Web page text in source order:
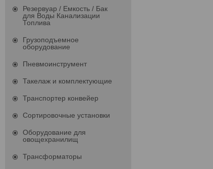
Резервуар / Емкость / Бак
для Воды Канализации
Топлива
Грузоподъемное
оборудование
Пневмоинструмент
Такелаж и комплектующие
Транспортер конвейер
Сортировочные установки
Оборудование для
овощехранилищ
Трансформаторы